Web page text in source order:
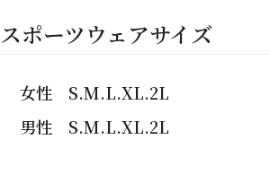
スポーツウェアサイズ
女性 S.M.L.XL.2L
男性 S.M.L.XL.2L